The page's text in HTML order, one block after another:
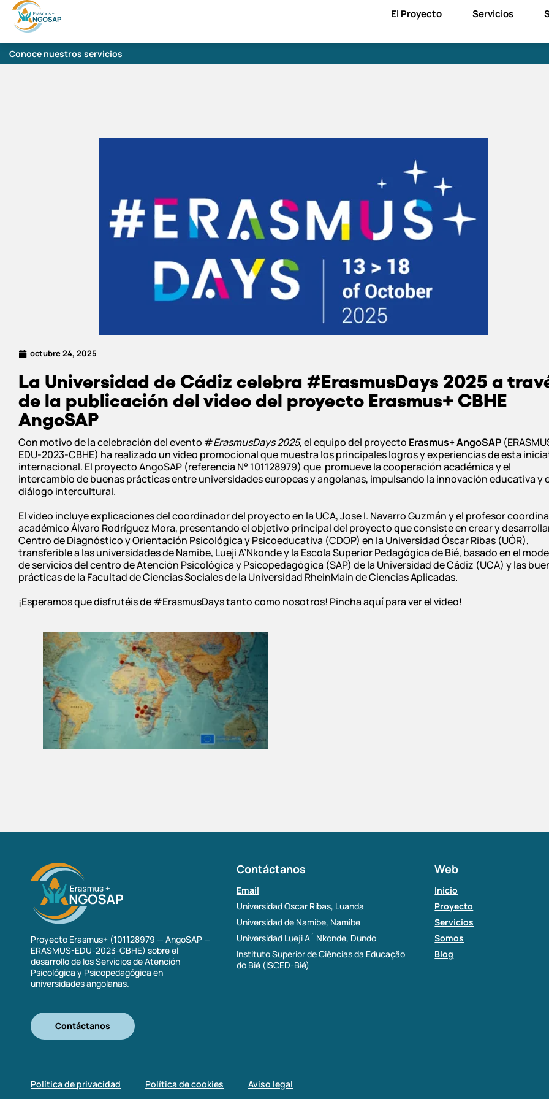
El Proyecto Servicios
Conoce nuestros servicios
octubre 24, 2025
La Universidad de Cádiz celebra #ErasmusDays 2025 a
de la publicación del video del proyecto Erasmus+ CBHE
AngoSAP
Con motivo de la celebración del evento #ErasmusDays 2025, el equipo del proyecto Erasmus+ AngoSAP
EDU-2023-CBHE) ha realizado un video promocional que muestra los principales logros y experiencias de esta
internacional. El proyecto AngoSAP (referencia N° 101128979) que promueve la cooperación académica y el
intercambio de buenas prácticas entre universidades europeas y angolanas, impulsando la innovación educativa y
diálogo intercultural.
El video incluye explicaciones del coordinador del proyecto en la UCA, Jose I. Navarro Guzmán y el profesor
académico Álvaro Rodríguez Mora, presentando el objetivo principal del proyecto que consiste en crear y
Centro de Diagnóstico y Orientación Psicológica y Psicoeducativa (CDOP) en la Universidad Óscar Ribas (UÓR),
transferible a las universidades de Namibe, Lueji A’Nkonde y la Escola Superior Pedagógica de Bié, basado en el
de servicios del centro de Atención Psicológica y Psicopedagógica (SAP) de la Universidad de Cádiz (UCA) y las
prácticas de la Facultad de Ciencias Sociales de la Universidad RheinMain de Ciencias Aplicadas.
¡Esperamos que disfrutéis de #ErasmusDays tanto como nosotros! Pincha aquí para ver el video!
Proyecto Erasmus+ (101128979 — AngoSAP —
ERASMUS-EDU-2023-CBHE) sobre el
desarrollo de los Servicios de Atención
Psicológica y Psicopedagógica en
universidades angolanas.
Contáctanos
Contáctanos
Email
Universidad Oscar Ribas, Luanda
Universidad de Namibe, Namibe
Universidad Lueji A´ Nkonde, Dundo
Instituto Superior de Ciências da Educação
do Bié (ISCED-Bié)
Web
Inicio
Proyecto
Servicios
Somos
Blog
Política de privacidad Política de cookies Aviso legal